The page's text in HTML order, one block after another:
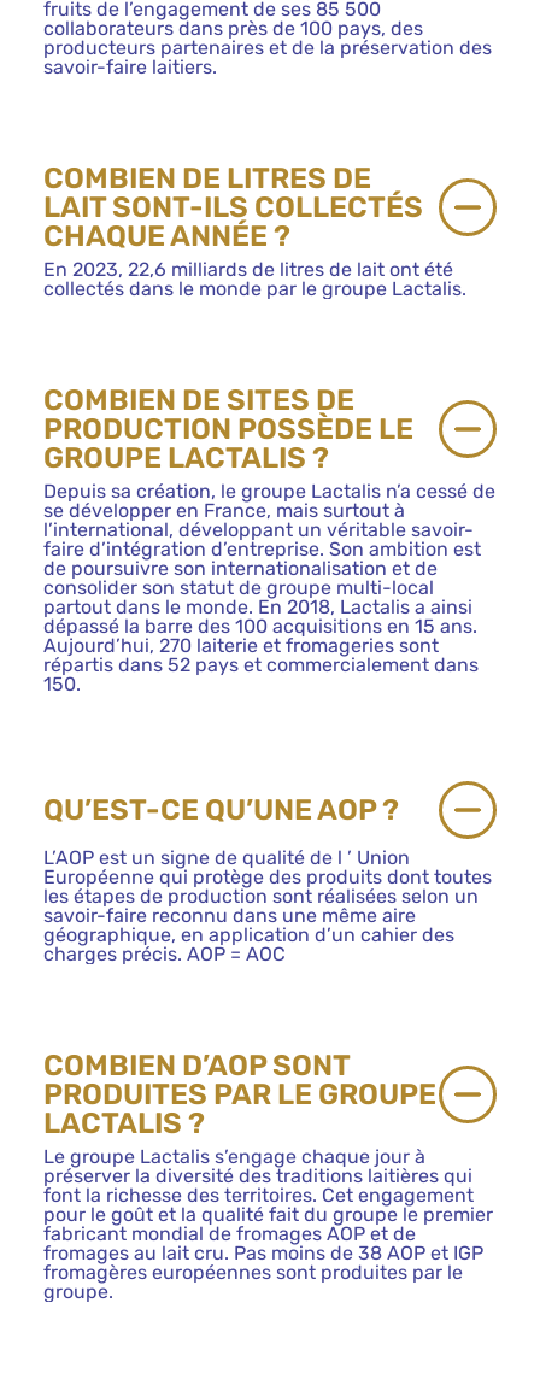
fruits de l’engagement de ses 85 500
collaborateurs dans près de 100 pays, des
producteurs partenaires et de la préservation des
savoir-faire laitiers.
COMBIEN DE LITRES DE
LAIT SONT-ILS COLLECTÉS
CHAQUE ANNÉE ?
En 2023, 22,6 milliards de litres de lait ont été
collectés dans le monde par le groupe Lactalis.
COMBIEN DE SITES DE
PRODUCTION POSSÈDE LE
GROUPE LACTALIS ?
Depuis sa création, le groupe Lactalis n’a cessé de
se développer en France, mais surtout à
l’international, développant un véritable savoir-
faire d’intégration d’entreprise. Son ambition est
de poursuivre son internationalisation et de
consolider son statut de groupe multi-local
partout dans le monde. En 2018, Lactalis a ainsi
dépassé la barre des 100 acquisitions en 15 ans.
Aujourd’hui, 270 laiterie et fromageries sont
répartis dans 52 pays et commercialement dans
150.
QU’EST-CE QU’UNE AOP ?
L’AOP est un signe de qualité de l ’ Union
Européenne qui protège des produits dont toutes
les étapes de production sont réalisées selon un
savoir-faire reconnu dans une même aire
géographique, en application d’un cahier des
charges précis. AOP = AOC
COMBIEN D’AOP SONT
PRODUITES PAR LE GROUPE
LACTALIS ?
Le groupe Lactalis s’engage chaque jour à
préserver la diversité des traditions laitières qui
font la richesse des territoires. Cet engagement
pour le goût et la qualité fait du groupe le premier
fabricant mondial de fromages AOP et de
fromages au lait cru. Pas moins de 38 AOP et IGP
fromagères européennes sont produites par le
groupe.